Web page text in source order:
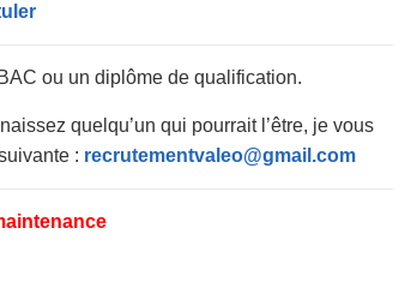
ou un diplôme de qualification.
quelqu’un qui pourrait l’être, je vous
: recrutementvaleo@gmail.com